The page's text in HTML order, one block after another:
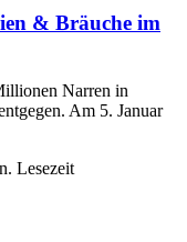
& Bräuche im
Narren in
Am 5. Januar
Lesezeit